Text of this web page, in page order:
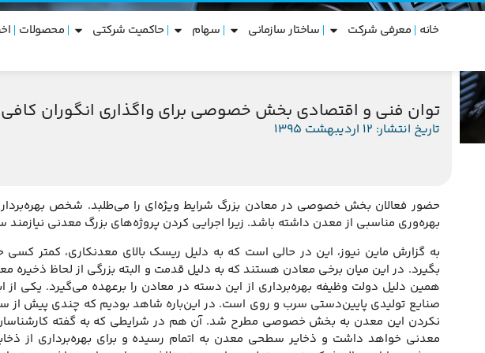
خانه معرفی شرکت ساختار سازمانی سهام حاکمیت شرکتی محصولات
توان فنی و اقتصادی بخش خصوصی برای واگذاری انگوران
تاریخ انتشار: 12 اردیبهشت 1395
حضور فعالان بخش خصوصی در معادن بزرگ شرایط ویژه‌ای را می‌طلبد. شخص بهره‌بردار
بهره‌وری مناسبی از معدن داشته باشد. زیرا اجرایی کردن پروژه‌های بزرگ معدنی
به گزارش ماین نیوز، این در حالی است که به دلیل ریسک بالای معدنکاری، کمتر کسی
بگیرد. در این میان برخی معادن هستند که به دلیل قدمت و البته بزرگی از لحاظ ذخیره
همین دلیل دولت وظیفه بهره‌برداری از این دسته در معادن را برعهده می‌گیرد. یکی از
صنایع تولیدی پایین‌دستی سرب و روی است. در این‌باره شاهد بودیم که چندی پیش از
معدنی خواهد داشت و ذخایر سطحی معدن به اتمام رسیده و برای بهره‌برداری از